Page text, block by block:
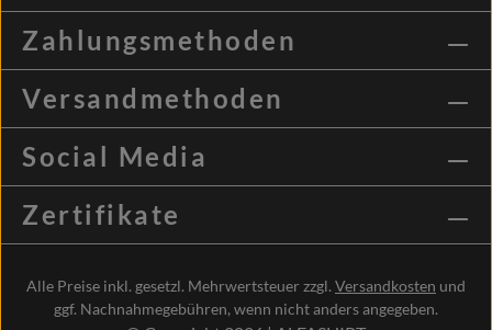
Zahlungsmethoden
Versandmethoden
Social Media
Zertifikate
Alle Preise inkl. gesetzl. Mehrwertsteuer zzgl. Versandkosten und
ggf. Nachnahmegebühren, wenn nicht anders angegeben.